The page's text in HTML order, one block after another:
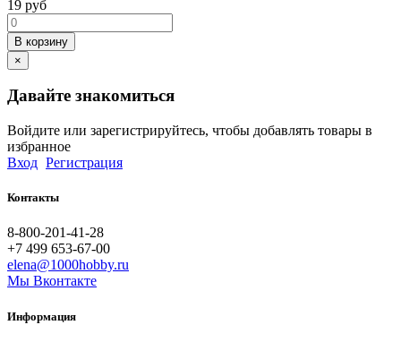
19 руб
В корзину
×
Давайте знакомиться
Войдите или зарегистрируйтесь, чтобы добавлять товары в
избранное
Вход Регистрация
Контакты
8-800-201-41-28
+7 499 653-67-00
elena@1000hobby.ru
Мы Вконтакте
Информация